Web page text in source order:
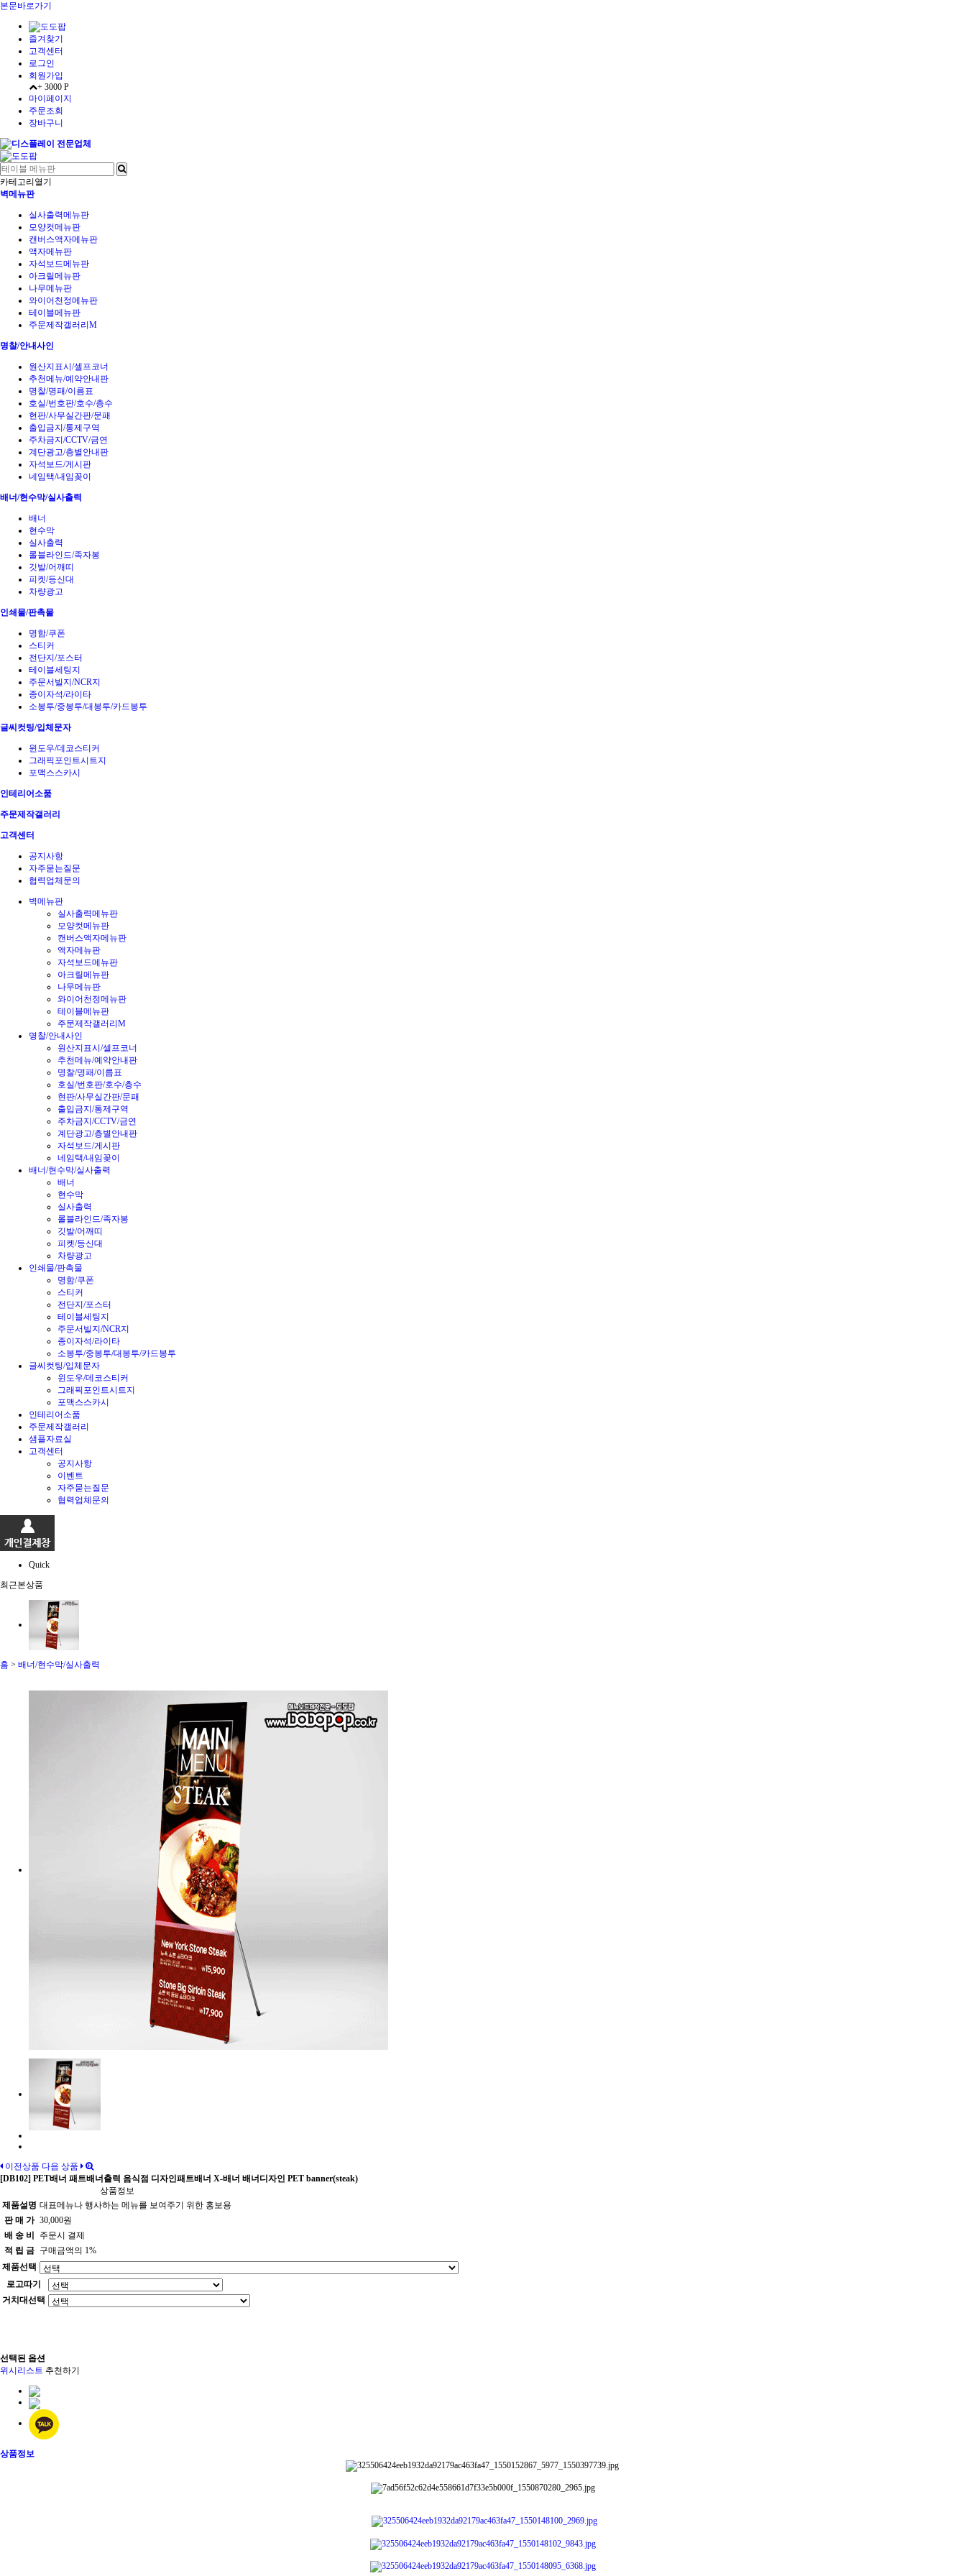
본문바로가기
즐겨찾기
고객센터
로그인
회원가입
+ 3000 P
마이페이지
주문조회
장바구니
카테고리열기
벽메뉴판
실사출력메뉴판
모양컷메뉴판
캔버스액자메뉴판
액자메뉴판
자석보드메뉴판
아크릴메뉴판
나무메뉴판
와이어천정메뉴판
테이블메뉴판
주문제작갤러리M
명찰/안내사인
원산지표시/셀프코너
추천메뉴/예약안내판
명찰/명패/이름표
호실/번호판/호수/층수
현판/사무실간판/문패
출입금지/통제구역
주차금지/CCTV/금연
계단광고/층별안내판
자석보드/게시판
네임택/내임꽂이
배너/현수막/실사출력
배너
현수막
실사출력
롤블라인드/족자봉
깃발/어깨띠
피켓/등신대
차량광고
인쇄물/판촉물
명함/쿠폰
스티커
전단지/포스터
테이블세팅지
주문서빌지/NCR지
종이자석/라이타
소봉투/중봉투/대봉투/카드봉투
글씨컷팅/입체문자
윈도우/데코스티커
그래픽포인트시트지
포맥스스카시
인테리어소품
주문제작갤러리
고객센터
공지사항
자주묻는질문
협력업체문의
벽메뉴판
실사출력메뉴판
모양컷메뉴판
캔버스액자메뉴판
액자메뉴판
자석보드메뉴판
아크릴메뉴판
나무메뉴판
와이어천정메뉴판
테이블메뉴판
주문제작갤러리M
명찰/안내사인
원산지표시/셀프코너
추천메뉴/예약안내판
명찰/명패/이름표
호실/번호판/호수/층수
현판/사무실간판/문패
출입금지/통제구역
주차금지/CCTV/금연
계단광고/층별안내판
자석보드/게시판
네임택/내임꽂이
배너/현수막/실사출력
배너
현수막
실사출력
롤블라인드/족자봉
깃발/어깨띠
피켓/등신대
차량광고
인쇄물/판촉물
명함/쿠폰
스티커
전단지/포스터
테이블세팅지
주문서빌지/NCR지
종이자석/라이타
소봉투/중봉투/대봉투/카드봉투
글씨컷팅/입체문자
윈도우/데코스티커
그래픽포인트시트지
포맥스스카시
인테리어소품
주문제작갤러리
샘플자료실
고객센터
공지사항
이벤트
자주묻는질문
협력업체문의
Quick
최근본상품
홈 > 배너/현수막/실사출력
이전상품 다음 상품
[DB102] PET배너 패트배너출력 음식점 디자인패트배너 X-배너 배너디자인 PET banner(steak)
상품정보
제품설명 대표메뉴나 행사하는 메뉴를 보여주기 위한 홍보용
판 매 가 30,000원
배 송 비
주문시 결제
적 립 금 구매금액의 1%
제품선택
로고따기
거치대선택
선택된 옵션
위시리스트 추천하기
상품정보